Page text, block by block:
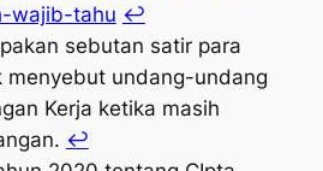
wajib-tahu ↩︎
sebutan satir para
menyebut undang-undang
Kerja ketika masih
↩︎